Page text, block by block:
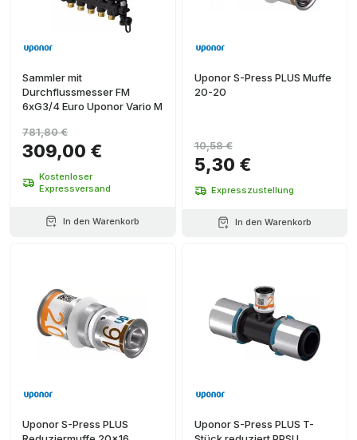
Sammler mit
Durchflussmesser FM
6xG3/4 Euro Uponor Vario M
309,00 €
781,80 €
Kostenloser
Expressversand
In den Warenkorb
Uponor S-Press PLUS Muffe
20-20
5,30 €
10,58 €
Expresszustellung
In den Warenkorb
Uponor S-Press PLUS
Uponor S-Press PLUS T-